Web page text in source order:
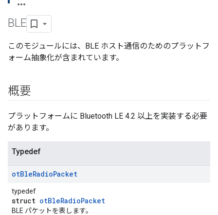
BLE
このモジュールには、BLE ホスト通信のためのプラットフ
ォーム抽象化が含まれています。
概要
プラットフォームに Bluetooth LE 4.2 以上を実装する必要
があります。
Typedef
otBleRadioPacket
typedef
struct otBleRadioPacket
BLE パケットを表します。